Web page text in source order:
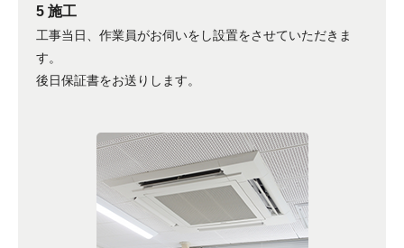
5 施工
工事当日、作業員がお伺いをし設置をさせていただきま
す。
後日保証書をお送りします。